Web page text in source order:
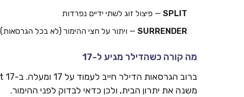
SPLIT — פיצול זוג לשתי ידיים נפרדות
SURRENDER — ויתור על חצי ההימור (לא בכל הגרסאות)
מה קורה כשהדילר מגיע ל-17
משנה את יתרון הבית, ולכן כדאי לבדוק לפני ההימור.